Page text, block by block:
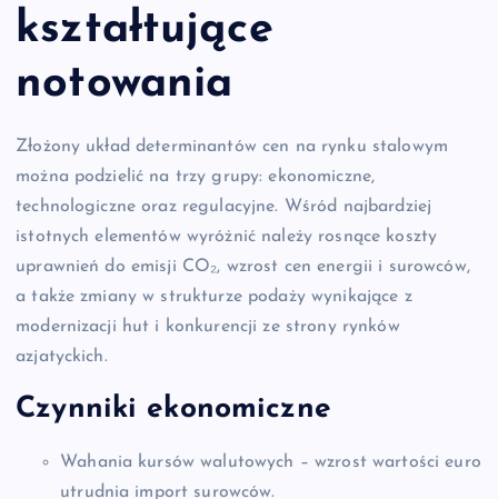
kształtujące
notowania
Złożony układ determinantów cen na rynku stalowym
można podzielić na trzy grupy: ekonomiczne,
technologiczne oraz regulacyjne. Wśród najbardziej
istotnych elementów wyróżnić należy rosnące koszty
uprawnień do emisji CO₂, wzrost cen energii i surowców,
a także zmiany w strukturze podaży wynikające z
modernizacji hut i konkurencji ze strony rynków
azjatyckich.
Czynniki ekonomiczne
Wahania kursów walutowych – wzrost wartości euro
utrudnia import surowców.